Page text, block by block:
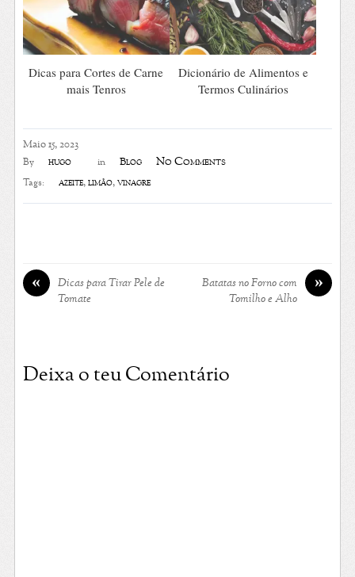
Maio 15, 2023
By hugo in Blog No Comments
Tags: azeite,limão,vinagre
Dicas para Cortes de Carne
mais Tenros
Dicionário de Alimentos e
Termos Culinários
«
Dicas para Tirar Pele de
Tomate
»
Batatas no Forno com
Tomilho e Alho
Deixa o teu Comentário